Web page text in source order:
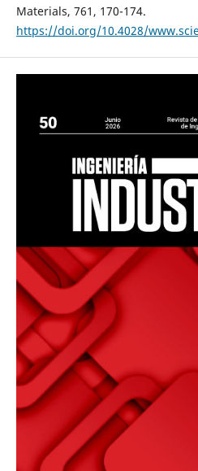
Materials, 761, 170-174.
https://doi.org/10.4028/